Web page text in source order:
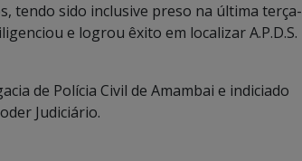
tendo sido inclusive preso na última terça-
e logrou êxito em localizar A.P.D.S.
de Polícia Civil de Amambai e indiciado
Judiciário.